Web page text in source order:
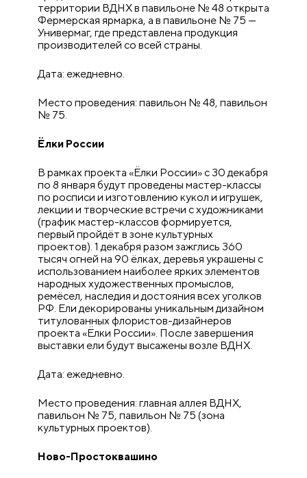
территории ВДНХ в павильоне № 48 открыта
Фермерская ярмарка, а в павильоне № 75 —
Универмаг, где представлена продукция
производителей со всей страны.
Дата: ежедневно.
Место проведения: павильон № 48, павильон
№ 75.
Ёлки России
В рамках проекта «Ёлки России» с 30 декабря
по 8 января будут проведены мастер-классы
по росписи и изготовлению кукол и игрушек,
лекции и творческие встречи с художниками
(график мастер-классов формируется,
первый пройдёт в зоне культурных
проектов). 1 декабря разом зажглись 360
тысяч огней на 90 ёлках, деревья украшены с
использованием наиболее ярких элементов
народных художественных промыслов,
ремёсел, наследия и достояния всех уголков
РФ. Ели декорированы уникальным дизайном
титулованных флористов-дизайнеров
проекта «Ёлки России». После завершения
выставки ели будут высажены возле ВДНХ.
Дата: ежедневно.
Место проведения: главная аллея ВДНХ,
павильон № 75, павильон № 75 (зона
культурных проектов).
Ново-Простоквашино